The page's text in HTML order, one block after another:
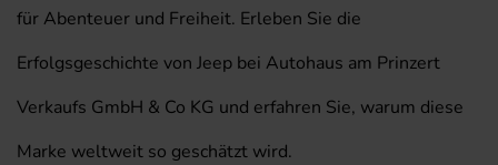
für Abenteuer und Freiheit. Erleben Sie die
Erfolgsgeschichte von Jeep bei Autohaus am Prinzert
Verkaufs GmbH & Co KG und erfahren Sie, warum diese
Marke weltweit so geschätzt wird.